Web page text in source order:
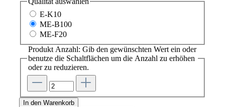
E-K10
ME-B100
ME-F20
Produkt Anzahl: Gib den gewünschten Wert ein oder
benutze die Schaltflächen um die Anzahl zu erhöhen
oder zu reduzieren.
In den Warenkorb